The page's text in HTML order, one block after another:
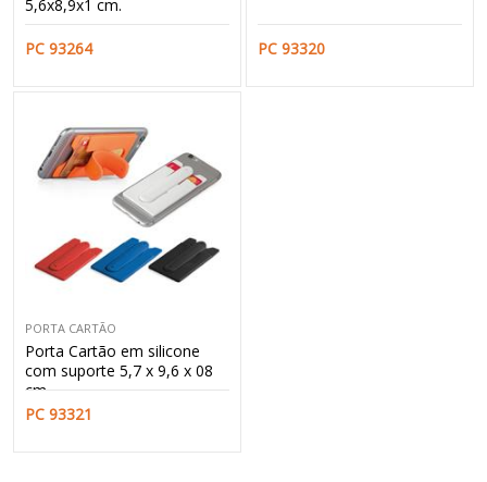
5,6x8,9x1 cm.
PC 93264 PC 93320
PORTA CARTÃO
Porta Cartão em silicone
com suporte 5,7 x 9,6 x 08
cm.
PC 93321